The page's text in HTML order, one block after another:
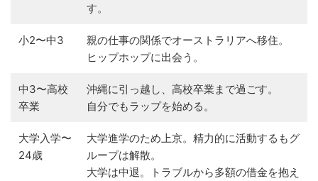
す。
小2〜中3
親の仕事の関係でオーストラリアへ移住。
ヒップホップに出会う。
中3〜高校
卒業
沖縄に引っ越し、高校卒業まで過ごす。
自分でもラップを始める。
大学入学〜
24歳
大学進学のため上京。精力的に活動するもグ
ループは解散。
大学は中退。トラブルから多額の借金を抱え